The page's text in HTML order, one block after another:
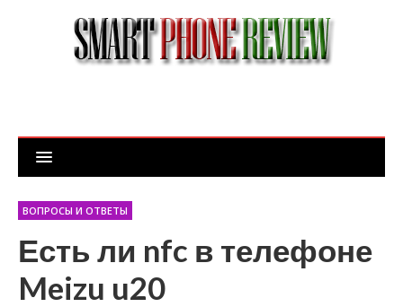
ВОПРОСЫ И ОТВЕТЫ
Есть ли nfc в телефоне
Meizu u20